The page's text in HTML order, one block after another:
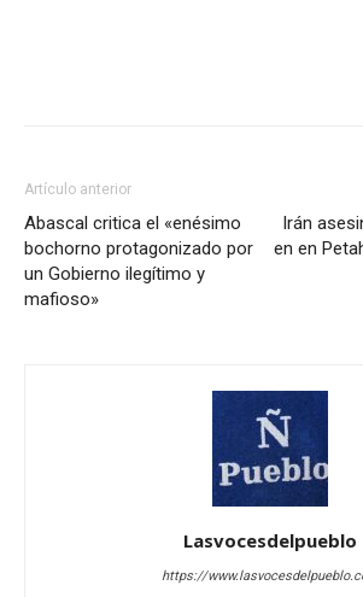
Artículo anterior
Abascal critica el «enésimo
bochorno protagonizado por
un Gobierno ilegítimo y
mafioso»
Irán
en en
Lasvocesdelpueblo
https://